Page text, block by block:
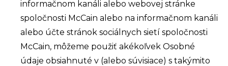
informačnom kanáli alebo webovej stránke
spoločnosti McCain alebo na informačnom kanáli
alebo účte stránok sociálnych sietí spoločnosti
McCain, môžeme použiť akékoľvek Osobné
údaje obsiahnuté v (alebo súvisiace) s takýmito